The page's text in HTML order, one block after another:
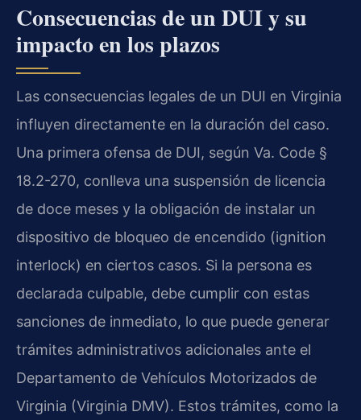
Consecuencias de un DUI y su
impacto en los plazos
Las consecuencias legales de un DUI en Virginia
influyen directamente en la duración del caso.
Una primera ofensa de DUI, según Va. Code §
18.2-270, conlleva una suspensión de licencia
de doce meses y la obligación de instalar un
dispositivo de bloqueo de encendido (ignition
interlock) en ciertos casos. Si la persona es
declarada culpable, debe cumplir con estas
sanciones de inmediato, lo que puede generar
trámites administrativos adicionales ante el
Departamento de Vehículos Motorizados de
Virginia (Virginia DMV). Estos trámites, como la